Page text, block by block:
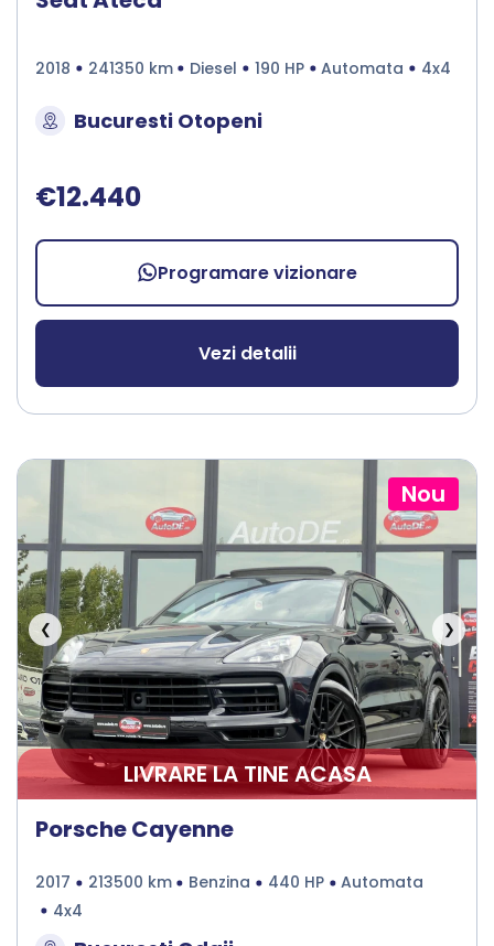
2018 241350 km Diesel 190 HP Automata 4x4
Bucuresti Otopeni
€12.440
Programare vizionare
Vezi detalii
Nou
❮ ❯
LIVRARE LA TINE ACASA
Porsche Cayenne
2017 213500 km Benzina 440 HP
Automata
4x4